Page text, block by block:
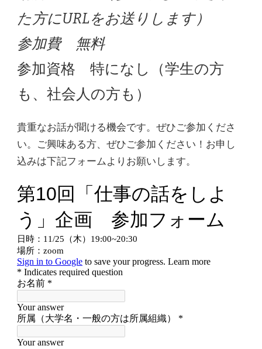
た方にURLをお送りします）
参加費 無料
参加資格 特になし（学生の方
も、社会人の方も）
貴重なお話が聞ける機会です。ぜひご参加くださ
い。ご興味ある方、ぜひご参加ください！お申し
込みは下記フォームよりお願いします。